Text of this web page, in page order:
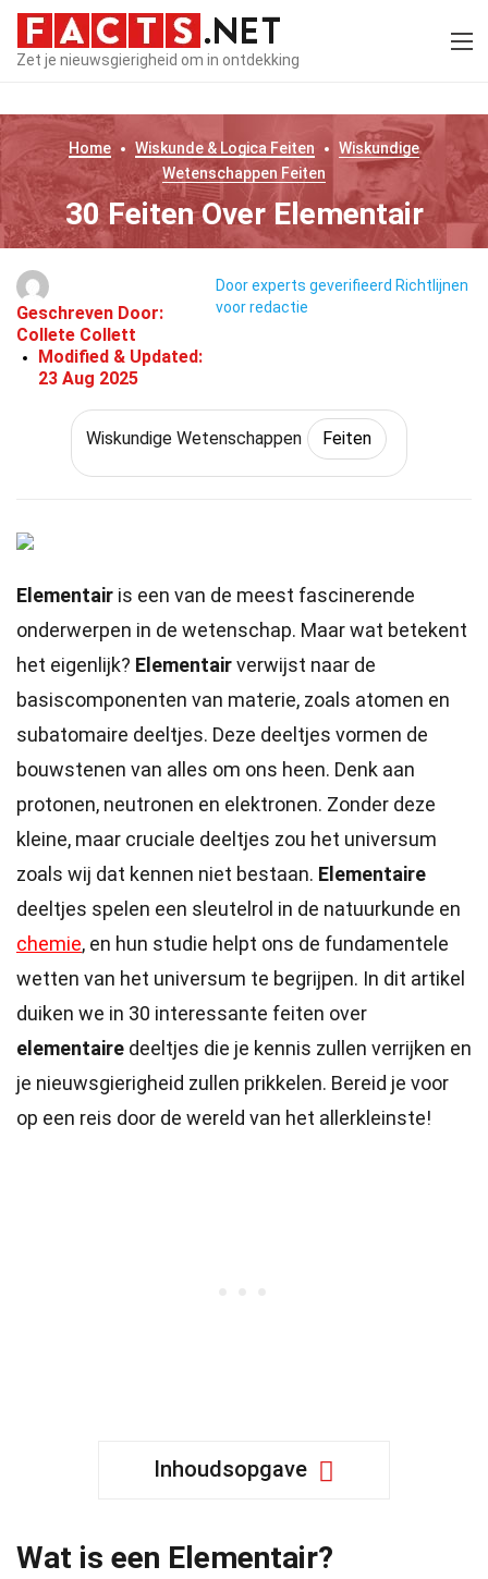
Zet je nieuwsgierigheid om in ontdekking
Home Wiskunde & Logica Feiten
Wiskundige
Wetenschappen Feiten
30 Feiten Over Elementair
Geschreven Door:
Collete Collett
Modified & Updated:
23 Aug 2025
Door experts geverifieerd Richtlijnen
voor redactie
Wiskundige Wetenschappen Feiten
Elementair is een van de meest fascinerende
onderwerpen in de wetenschap. Maar wat betekent
het eigenlijk? Elementairverwijst naar de
basiscomponenten van materie, zoals atomen en
subatomaire deeltjes. Deze deeltjes vormen de
bouwstenen van alles om ons heen. Denk aan
protonen, neutronen en elektronen. Zonder deze
kleine, maar cruciale deeltjes zou het universum
zoals wij dat kennen niet bestaan. Elementaire
deeltjes spelen een sleutelrol in de natuurkunde en
chemie, en hun studie helpt ons de fundamentele
wetten van het universum te begrijpen. In dit artikel
duiken we in 30 interessante feiten over
elementaire deeltjes die je kennis zullen verrijken en
je nieuwsgierigheid zullen prikkelen. Bereid je voor
op een reis door de wereld van het allerkleinste!
Inhoudsopgave
Wat is een Elementair?